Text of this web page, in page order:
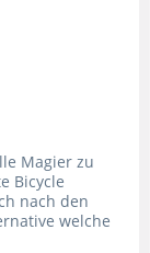
Magier zu
Bicycle
nach den
welche